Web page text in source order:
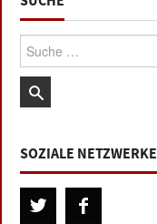
Suche:
SOZIALE NETZWERKE